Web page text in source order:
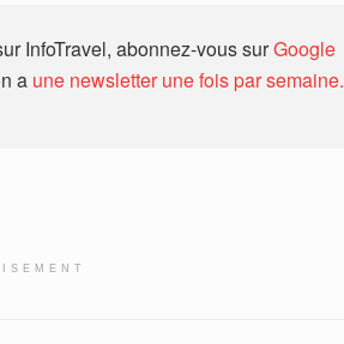
InfoTravel, abonnez-vous surGoogle
a une newsletter une fois par semaine.